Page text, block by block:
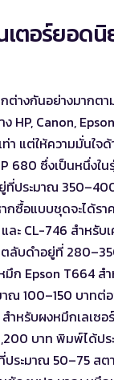
ตอร์ยอดนิ
ต่างกันอย่างมากต
HP, Canon,
ท่า แต่ให้ความมั่นใ
680 ซึ่งเป็นหนึ่งใ
ที่ประมาณ
ซื้อแบบชุดจะได้รา
ละ CL-746 สำหรับ
ตลับดำอยู่ที่
ก Epson T664 ส
าณ 100–150 บาทต่
ำหรับผงหมึกเลเซอ
บาท พิมพ์ได้ปร
ระมาณ 50–75 สต